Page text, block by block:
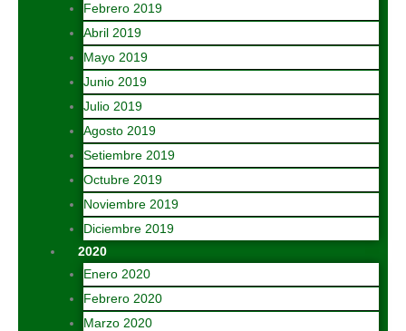
Febrero 2019
Abril 2019
Mayo 2019
Junio 2019
Julio 2019
Agosto 2019
Setiembre 2019
Octubre 2019
Noviembre 2019
Diciembre 2019
2020
Enero 2020
Febrero 2020
Marzo 2020